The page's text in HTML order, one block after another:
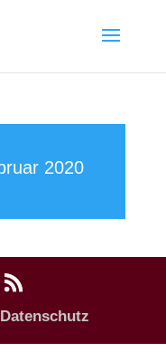
2020
Datenschutz